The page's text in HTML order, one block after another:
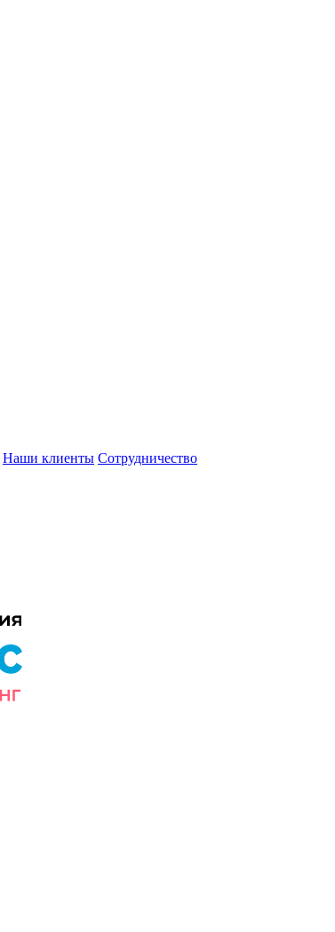
Наши клиенты Сотрудничество